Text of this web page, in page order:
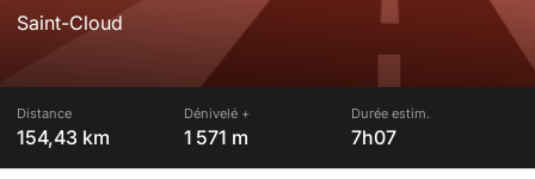
Saint-Cloud
Distance
154,43 km
Dénivelé +
1 571 m
Durée estim.
7h07